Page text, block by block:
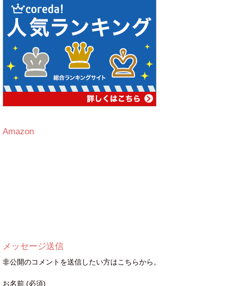
Amazon
メッセージ送信
非公開のコメントを送信したい方はこちらから。
お名前 (必須)